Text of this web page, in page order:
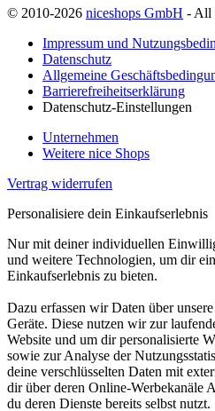
© 2010-2026 niceshops GmbH - All
Impressum und
Datenschutz
Allgemeine
Barrierefreiheitserklärung
Datenschutz-Einstellungen
Unternehmen
Weitere nice Shops
Vertrag widerrufen
Personalisiere dein Einkaufserlebnis
Nur mit deiner individuellen
und weitere Technologien, um dir
Einkaufserlebnis zu bieten.
Dazu erfassen wir Daten über
Geräte. Diese nutzen wir zur
Website und um dir personalisierte
sowie zur Analyse der
deine verschlüsselten Daten mit
dir über deren Online-Werbekanäle
du deren Dienste bereits selbst nutzt.